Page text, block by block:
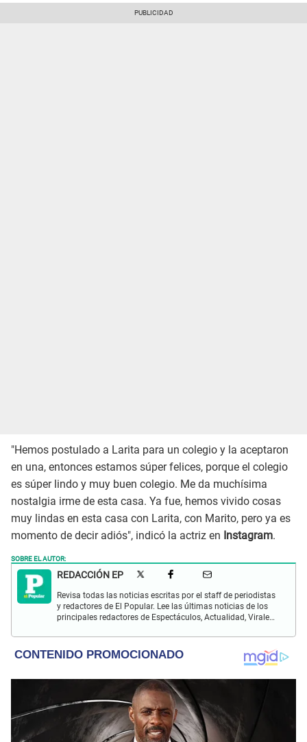
"Hemos postulado a Larita para un colegio y la aceptaron
en una, entonces estamos súper felices, porque el colegio
es súper lindo y muy buen colegio. Me da muchísima
nostalgia irme de esta casa. Ya fue, hemos vivido cosas
muy lindas en esta casa con Larita, con Marito, pero ya es
momento de decir adiós", indicó la actriz en Instagram.
SOBRE EL AUTOR:
REDACCIÓN EP
Revisa todas las noticias escritas por el staff de periodistas
y redactores de El Popular. Lee las últimas noticias de los
principales redactores de Espectáculos, Actualidad, Virales,